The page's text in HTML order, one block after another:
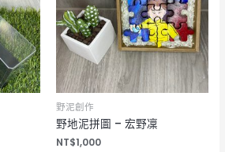
野泥創作
野地泥拼圖 – 宏野凜
NT$1,000